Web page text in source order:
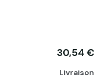
30,54